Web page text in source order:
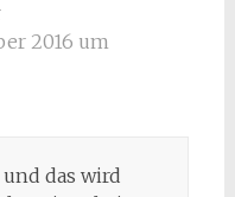
2016 um
das wird